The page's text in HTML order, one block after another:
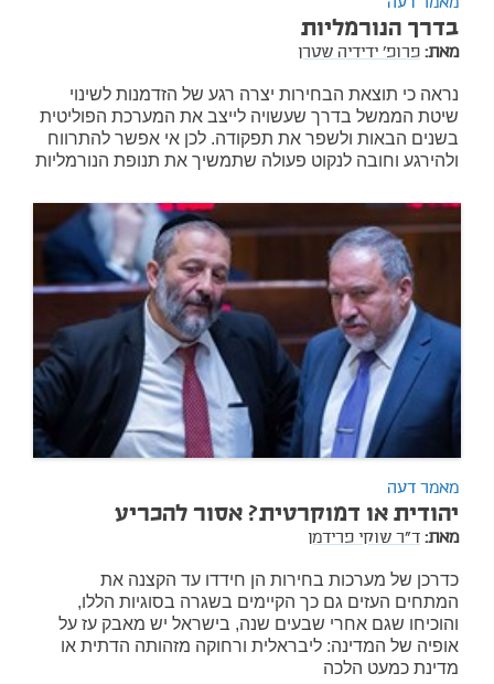
בדרך הנורמליות
מאת: פרופ' ידידיה שטרן
נראה כי תוצאת הבחירות יצרה רגע של הזדמנות לשינוי
שיטת הממשל בדרך שעשויה לייצב את המערכת הפוליטית
בשנים הבאות ולשפר את תפקודה. לכן אי אפשר להתרווח
ולהירגע וחובה לנקוט פעולה שתמשיך את תנופת הנורמליות
מאמר דעה
יהודית או דמוקרטית? אסור להכריע
מאת: ד"ר שוקי פרידמן
כדרכן של מערכות בחירות הן חידדו עד הקצנה את
המתחים העזים גם כך הקיימים בשגרה בסוגיות הללו,
והוכיחו שגם אחרי שבעים שנה, בישראל יש מאבק עז על
אופיה של המדינה: ליבראלית ורחוקה מזהותה הדתית או
מדינת כמעט הלכה